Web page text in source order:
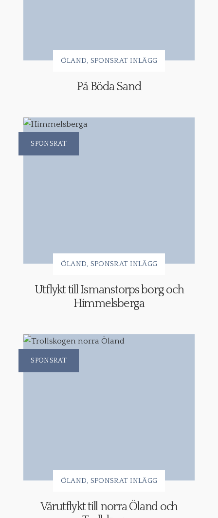
ÖLAND SPONSRAT INLÄGG
På Böda Sand
SPONSRAT
ÖLAND SPONSRAT INLÄGG
Utflykt till Ismanstorps borg och
Himmelsberga
SPONSRAT
ÖLAND SPONSRAT INLÄGG
Vårutflykt till norra Öland och